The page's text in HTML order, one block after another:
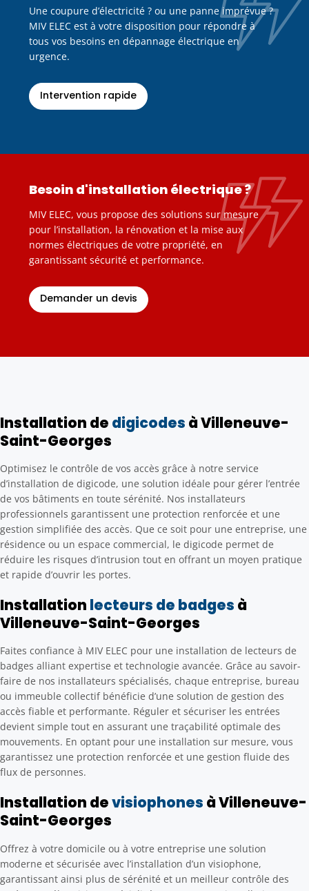
Une coupure d’électricité ? ou une panne imprévue ?
MIV ELEC est à votre disposition pour répondre à
tous vos besoins en dépannage électrique en
urgence.
Intervention rapide
Besoin d'installation électrique ?
MIV ELEC, vous propose des solutions sur mesure
pour l’installation, la rénovation et la mise aux
normes électriques de votre propriété, en
garantissant sécurité et performance.
Demander un devis
Installation dedigicodesà Villeneuve-
Saint-Georges
Optimisez le contrôle de vos accès grâce à notre service
d’installation de digicode, une solution idéale pour gérer l’entrée
de vos bâtiments en toute sérénité. Nos installateurs
professionnels garantissent une protection renforcée et une
gestion simplifiée des accès. Que ce soit pour une entreprise, une
résidence ou un espace commercial, le digicode permet de
réduire les risques d’intrusion tout en offrant un moyen pratique
et rapide d’ouvrir les portes.
Installationlecteurs de badgesà
Villeneuve-Saint-Georges
Faites confiance à MIV ELEC pour une installation de lecteurs de
badges alliant expertise et technologie avancée. Grâce au savoir-
faire de nos installateurs spécialisés, chaque entreprise, bureau
ou immeuble collectif bénéficie d’une solution de gestion des
accès fiable et performante. Réguler et sécuriser les entrées
devient simple tout en assurant une traçabilité optimale des
mouvements. En optant pour une installation sur mesure, vous
garantissez une protection renforcée et une gestion fluide des
flux de personnes.
Installation devisiophonesà Villeneuve-
Saint-Georges
Offrez à votre domicile ou à votre entreprise une solution
moderne et sécurisée avec l’installation d’un visiophone,
garantissant ainsi plus de sérénité et un meilleur contrôle des